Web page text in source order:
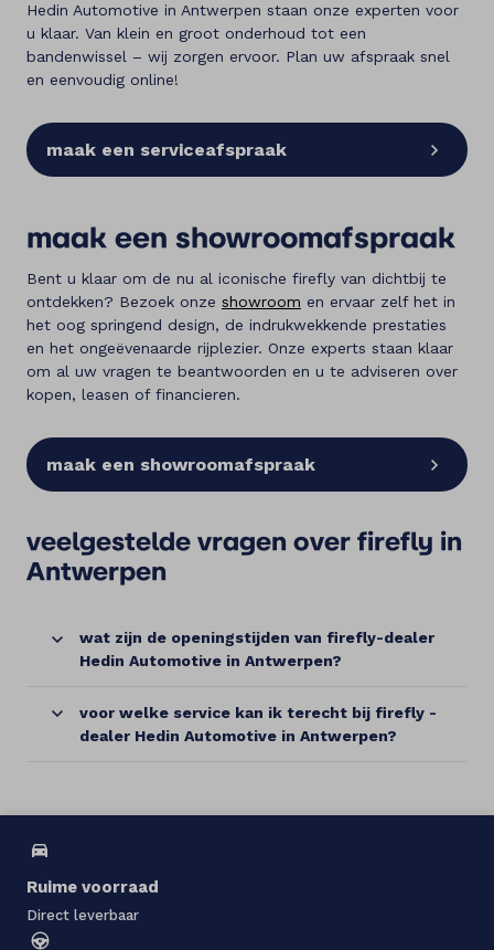
Hedin Automotive in Antwerpen staan onze experten voor
u klaar. Van klein en groot onderhoud tot een
bandenwissel – wij zorgen ervoor. Plan uw afspraak snel
en eenvoudig online!
maak een serviceafspraak
maak een showroomafspraak
Bent u klaar om de nu al iconische firefly van dichtbij te
ontdekken? Bezoek onze showroom en ervaar zelf het in
het oog springend design, de indrukwekkende prestaties
en het ongeëvenaarde rijplezier. Onze experts staan klaar
om al uw vragen te beantwoorden en u te adviseren over
kopen, leasen of financieren.
maak een showroomafspraak
veelgestelde vragen over firefly in
Antwerpen
wat zijn de openingstijden van firefly-dealer
Hedin Automotive in Antwerpen?
voor welke service kan ik terecht bij firefly -
dealer Hedin Automotive in Antwerpen?
Ruime voorraad
Direct leverbaar